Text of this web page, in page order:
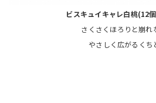
ビスキュイキャレ白桃(12
さくさくほろりと崩れ
やさしく広がるくち